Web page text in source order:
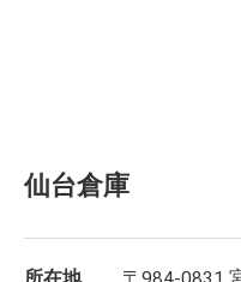
仙台倉庫